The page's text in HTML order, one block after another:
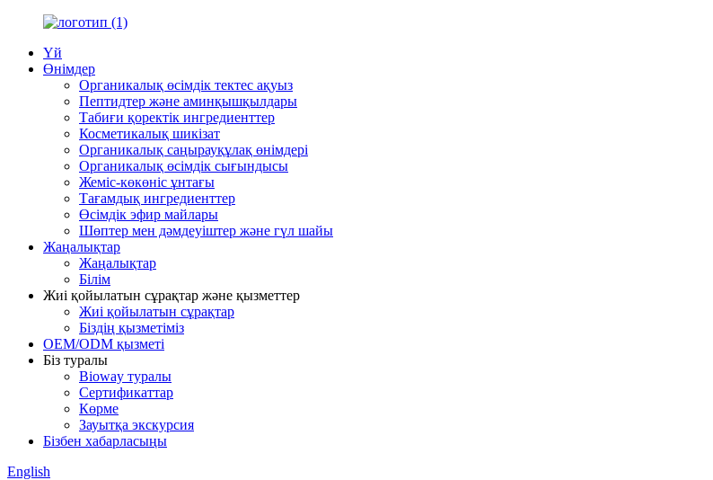
Үй
Өнімдер
Органикалық өсімдік тектес ақуыз
Пептидтер және аминқышқылдары
Табиғи қоректік ингредиенттер
Косметикалық шикізат
Органикалық саңырауқұлақ өнімдері
Органикалық өсімдік сығындысы
Жеміс-көкөніс ұнтағы
Тағамдық ингредиенттер
Өсімдік эфир майлары
Шөптер мен дәмдеуіштер және гүл шайы
Жаңалықтар
Жаңалықтар
Білім
Жиі қойылатын сұрақтар және қызметтер
Жиі қойылатын сұрақтар
Біздің қызметіміз
OEM/ODM қызметі
Біз туралы
Bioway туралы
Сертификаттар
Көрме
Зауытқа экскурсия
Бізбен хабарласыңы
English